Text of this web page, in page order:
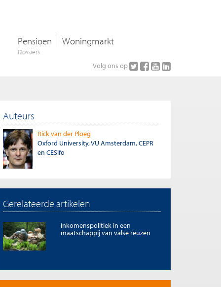
Pensioen Woningmarkt
Dossiers
Volg ons op
Auteurs
Rick van der Ploeg
Oxford University, VU Amsterdam, CEPR
en CESifo
Gerelateerde artikelen
Inkomenspolitiek in een
maatschappij van valse reuzen